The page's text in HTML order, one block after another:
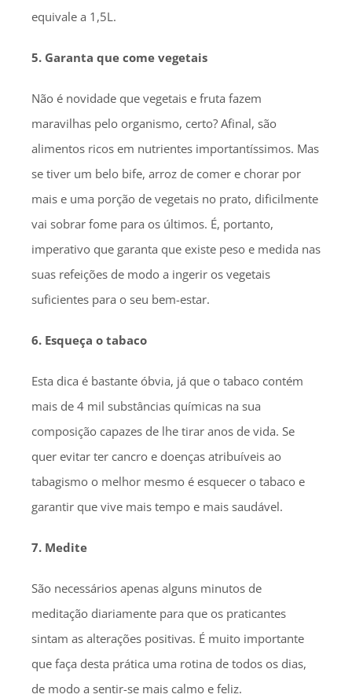
equivale a 1,5L.
5. Garanta que come vegetais
Não é novidade que vegetais e fruta fazem
maravilhas pelo organismo, certo? Afinal, são
alimentos ricos em nutrientes importantíssimos. Mas
se tiver um belo bife, arroz de comer e chorar por
mais e uma porção de vegetais no prato, dificilmente
vai sobrar fome para os últimos. É, portanto,
imperativo que garanta que existe peso e medida nas
suas refeições de modo a ingerir os vegetais
suficientes para o seu bem-estar.
6. Esqueça o tabaco
Esta dica é bastante óbvia, já que o tabaco contém
mais de 4 mil substâncias químicas na sua
composição capazes de lhe tirar anos de vida. Se
quer evitar ter cancro e doenças atribuíveis ao
tabagismo o melhor mesmo é esquecer o tabaco e
garantir que vive mais tempo e mais saudável.
7. Medite
São necessários apenas alguns minutos de
meditação diariamente para que os praticantes
sintam as alterações positivas. É muito importante
que faça desta prática uma rotina de todos os dias,
de modo a sentir-se mais calmo e feliz.